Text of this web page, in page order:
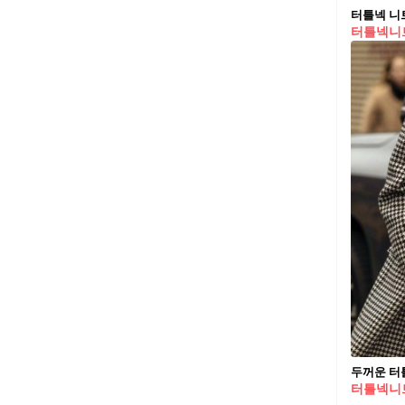
터틀넥 니
터틀넥니
두꺼운 터
터틀넥니